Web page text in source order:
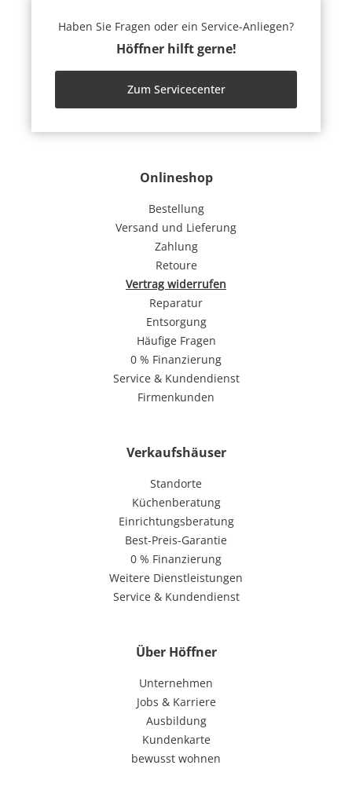
Onlineshop
Bestellung
Versand und Lieferung
Zahlung
Retoure
Vertrag widerrufen
Reparatur
Entsorgung
Häufige Fragen
0 % Finanzierung
Service & Kundendienst
Firmenkunden
Verkaufshäuser
Standorte
Küchenberatung
Einrichtungsberatung
Best-Preis-Garantie
0 % Finanzierung
Weitere Dienstleistungen
Service & Kundendienst
Über Höffner
Unternehmen
Jobs & Karriere
Ausbildung
Kundenkarte
bewusst wohnen
Haben Sie Fragen oder ein Service-Anliegen?
Höffner hilft gerne!
Zum Servicecenter